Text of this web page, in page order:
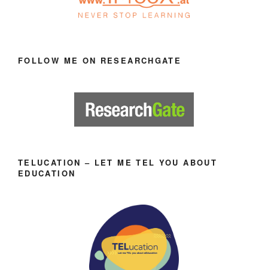
FOLLOW ME ON RESEARCHGATE
TELUCATION – LET ME TEL YOU ABOUT
EDUCATION